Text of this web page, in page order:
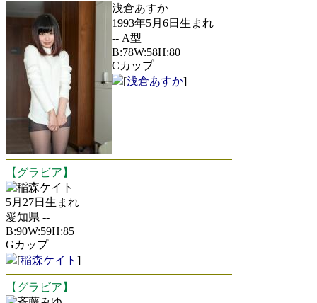
浅倉あすか
1993年5月6日生まれ
-- A型
B:78W:58H:80
Cカップ
[浅倉あすか]
【グラビア】
稲森ケイト
5月27日生まれ
愛知県 --
B:90W:59H:85
Gカップ
[稲森ケイト ]
【グラビア】